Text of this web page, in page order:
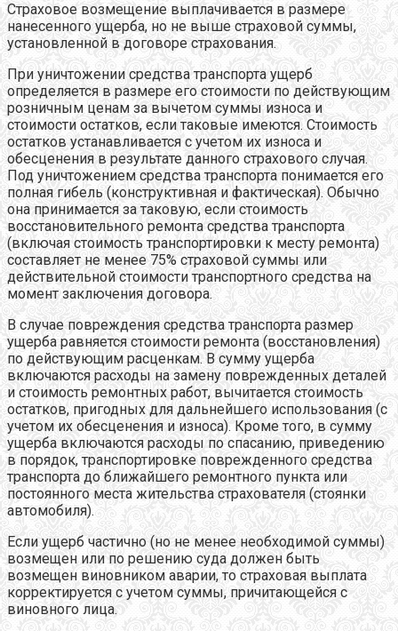
Страховое возмещение выплачивается в размере
нанесенного ущерба, но не выше страховой суммы,
установленной в договоре страхования.
При уничтожении средства транспорта ущерб
определяется в размере его стоимости по действующим
розничным ценам за вычетом суммы износа и
стоимости остатков, если таковые имеются. Стоимость
остатков устанавливается с учетом их износа и
обесценения в результате данного страхового случая.
Под уничтожением средства транспорта понимается его
полная гибель (конструктивная и фактическая). Обычно
она принимается за таковую, если стоимость
восстановительного ремонта средства транспорта
(включая стоимость транспортировки к месту ремонта)
составляет не менее 75% страховой суммы или
действительной стоимости транспортного средства на
момент заключения договора.
В случае повреждения средства транспорта размер
ущерба равняется стоимости ремонта (восстановления)
по действующим расценкам. В сумму ущерба
включаются расходы на замену поврежденных деталей
и стоимость ремонтных работ, вычитается стоимость
остатков, пригодных для дальнейшего использования (с
учетом их обесценения и износа). Кроме того, в сумму
ущерба включаются расходы по спасанию, приведению
в порядок, транспортировке поврежденного средства
транспорта до ближайшего ремонтного пункта или
постоянного места жительства страхователя (стоянки
автомобиля).
Если ущерб частично (но не менее необходимой суммы)
возмещен или по решению суда должен быть
возмещен виновником аварии, то страховая выплата
корректируется с учетом суммы, причитающейся с
виновного лица.